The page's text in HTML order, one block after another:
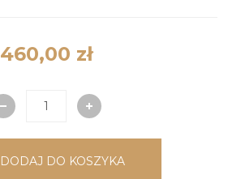
460,00 zł
DODAJ DO KOSZYKA